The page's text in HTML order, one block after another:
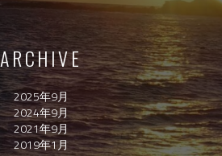
ARCHIVE
2025年9月
2024年9月
2021年9月
2019年1月